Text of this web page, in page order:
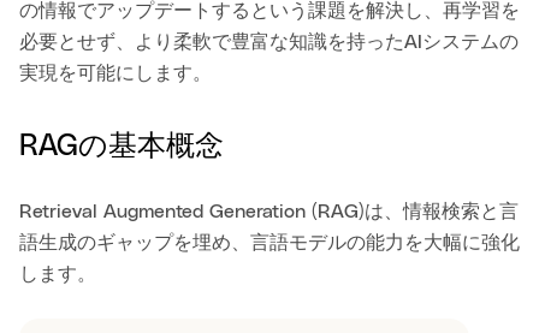
の情報でアップデートするという課題を解決し、再学習を
必要とせず、より柔軟で豊富な知識を持ったAIシステムの
実現を可能にします。
RAGの基本概念
Retrieval Augmented Generation (RAG)は、情報検索と言
語生成のギャップを埋め、言語モデルの能力を大幅に強化
します。